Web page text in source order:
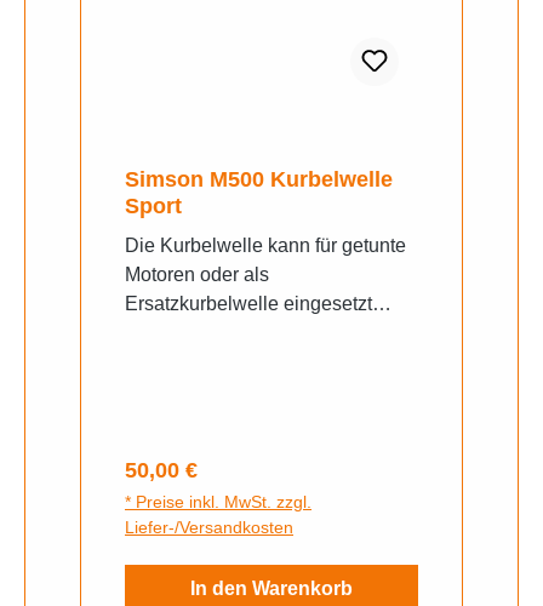
Simson M500 Kurbelwelle
Sport
Die Kurbelwelle kann für getunte
Motoren oder als
Ersatzkurbelwelle eingesetzt
herkömmlichenVollwangenkurbel
welle.
Regulärer Preis:
50,00 €
* Preise inkl. MwSt. zzgl.
Liefer-/Versandkosten
In den Warenkorb